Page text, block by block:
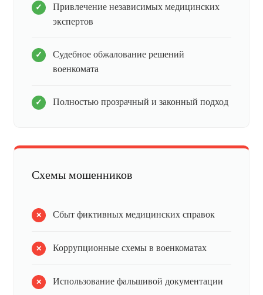
Привлечение независимых медицинских
экспертов
Судебное обжалование решений
военкомата
Полностью прозрачный и законный подход
Схемы мошенников
Сбыт фиктивных медицинских справок
Коррупционные схемы в военкоматах
Использование фальшивой документации